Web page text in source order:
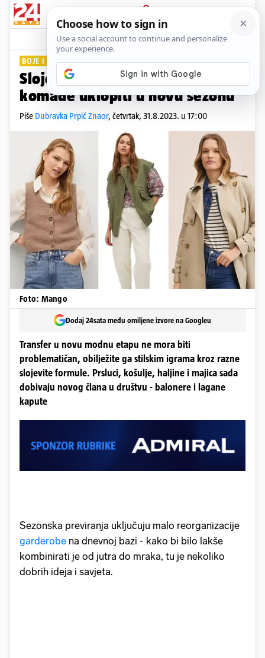
PRIJAVA
Lifestyle Komentari
BOJE I MOTIVI
Slojevito je chic: Evo kako ljetne
komade uklopiti u novu sezonu
Piše Dubravka Prpić Znaor, četvrtak, 31.8.2023. u 17:00
Foto: Mango
Dodaj 24sata među omiljene izvore na Googleu
Transfer u novu modnu etapu ne mora biti
problematičan, obilježite ga stilskim igrama kroz razne
slojevite formule. Prsluci, košulje, haljine i majica sada
dobivaju novog člana u društvu - balonere i lagane
kapute
Sezonska previranja uključuju malo reorganizacije
garderobe na dnevnoj bazi - kako bi bilo lakše
kombinirati je od jutra do mraka, tu je nekoliko
dobrih ideja i savjeta.